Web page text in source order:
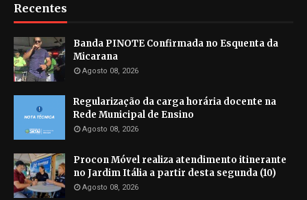
Recentes
Banda PINOTE Confirmada no Esquenta da
Micarana
Agosto 08, 2026
Regularização da carga horária docente na
Rede Municipal de Ensino
Agosto 08, 2026
Procon Móvel realiza atendimento itinerante
no Jardim Itália a partir desta segunda (10)
Agosto 08, 2026